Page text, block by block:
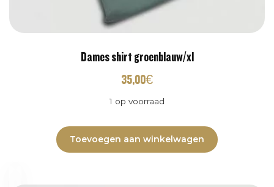
Dames shirt groenblauw/xl
35,00€
1 op voorraad
Toevoegen aan winkelwagen